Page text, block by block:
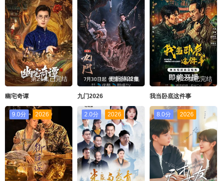
第21集已完结
幽宅奇谭
更新第22集
九门2026
第23集已完结
我当卧底这件事
9.0分 2026 2.0分 2026 8.0分 2026